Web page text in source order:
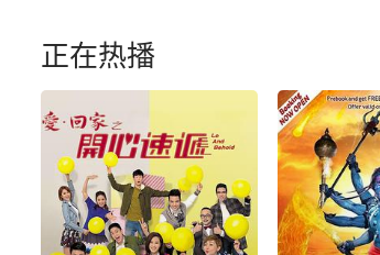
正在热播